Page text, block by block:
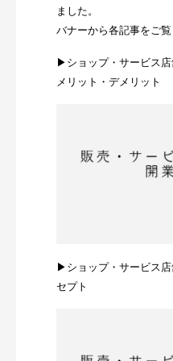
ました。
バナーから各記事をご覧
▶ショップ・サービス
メリット・デメリット
▶ショップ・サービス
セプト